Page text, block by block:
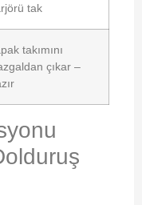
tak
takımını
çıkar –